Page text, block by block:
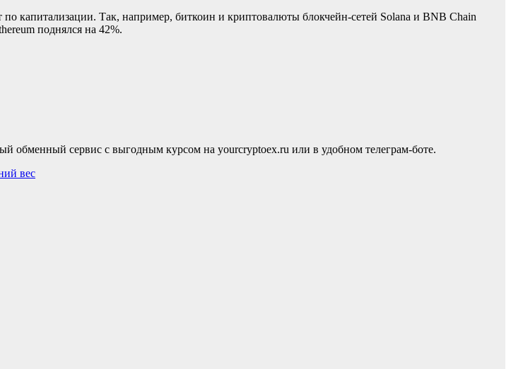
капитализации. Так, например, биткоин и криптовалюты блокчейн-сетей Solana и BNB Chain
поднялся на 42%.
обменный сервис с выгодным курсом на yourcryptoex.ru или в удобном телеграм-боте.
вес